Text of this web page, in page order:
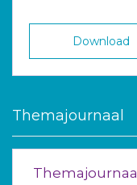
Download
Themajournaal
Themajournaal